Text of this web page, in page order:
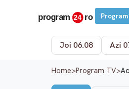
Joi 06.08 Azi
Home>Program TV>